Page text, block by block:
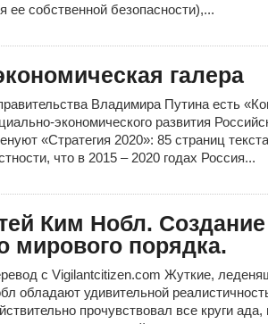
ее собственной безопасности),...
галера
Владимира Путина есть
экономического развития
«Стратегия 2020»: 85 страниц
что в 2015 – 2020 годах Россия...
Ким Нобл.
мирового порядка.
с Vigilantcitizen.com Жуткие,
обладают удивительной
прочувствовал все круги